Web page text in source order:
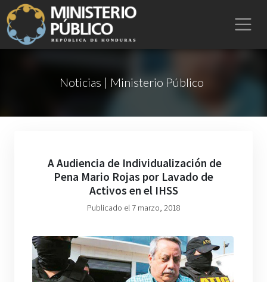
Noticias | Ministerio Público
A Audiencia de Individualización de
Pena Mario Rojas por Lavado de
Activos en el IHSS
Publicado el 7 marzo, 2018